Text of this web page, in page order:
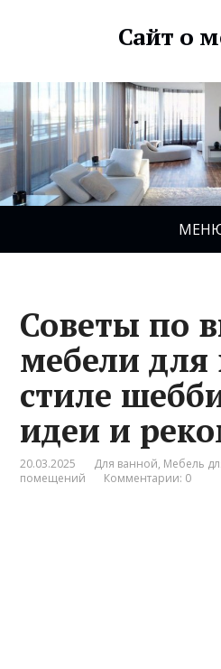
Сайт о
Советы по
мебели для
стиле
идеи и
20.03.2025 Для ванной, Мебель
помещений
Комментарии: 0